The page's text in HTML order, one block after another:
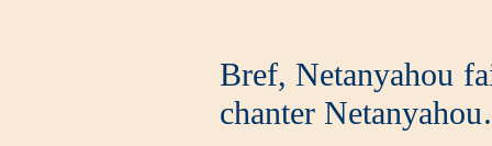
Bref, Netanyahou
chanter